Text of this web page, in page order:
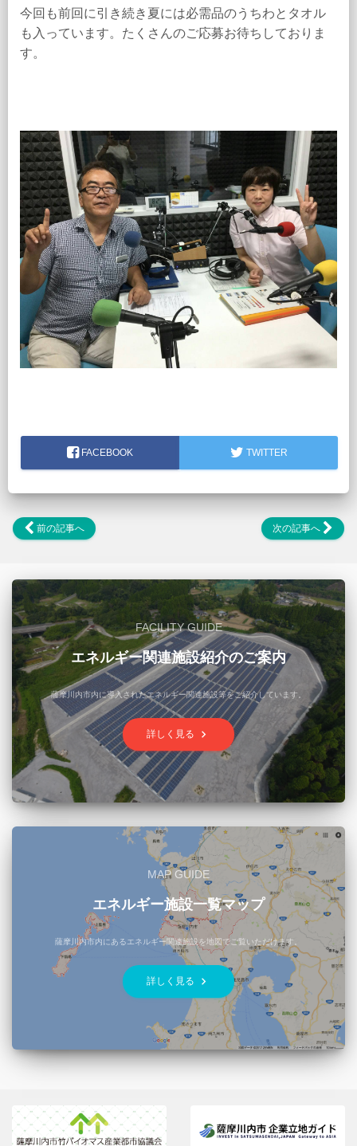
今回も前回に引き続き夏には必需品のうちわとタオル
も入っています。たくさんのご応募お待ちしておりま
す。
FACEBOOK TWITTER
前の記事へ 次の記事へ
FACILITY GUIDE
エネルギー関連施設紹介のご案内
薩摩川内市内に導入されたエネルギー関連施設等をご紹介しています。
詳しく見る keyboard_arrow_right
MAP GUIDE
エネルギー施設一覧マップ
薩摩川内市内にあるエネルギー関連施設を地図でご覧いただけます。
詳しく見る keyboard_arrow_right